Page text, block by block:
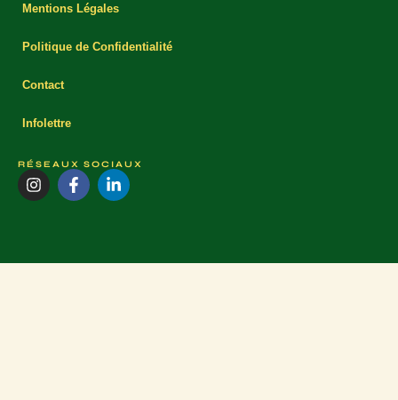
Mentions Légales
Politique de Confidentialité
Contact
Infolettre
RÉSEAUX SOCIAUX